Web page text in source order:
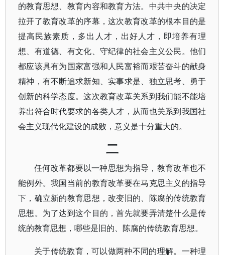
的教育思想、教育内容和教育方法。中共中央的决定
拉开了教育改革的序幕，这次教育改革的根本目的是
提高民族素质，多出人才，出好人才，即培养有理
想、有道德、有文化、守纪律的社会主义公民。他们
都应该具有为国家富强和人民富裕而艰苦奋斗的献身
精神，有不断追求新知、实事求是、独立思考、勇于
创新的科学态度。这次教育改革关系到我们能不能培
养出符合时代要求的各类人才，从而也关系到我国社
会主义现代化建设的成败，意义是十分重大的。
二
任何改革都要以一种思想为指导，教育改革也不
能例外。我国当前的教育改革要在马克思主义的指导
下，确立新的教育思想，改变旧的、陈腐的传统教育
思想。为了达到这个目的，首先就要弄清楚什么是传
统的教育思想，哪些是旧的、陈腐的传统教育思想。
关于传统教育，可以做两种不同的理解。一种理